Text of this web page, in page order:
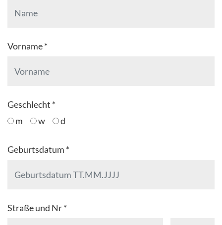
Vorname *
Geschlecht *
m
w d
Geburtsdatum *
Straße und Nr *